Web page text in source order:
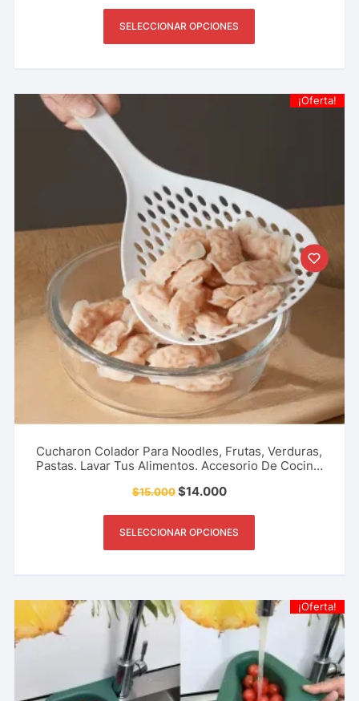
SELECCIONAR OPCIONES
¡Oferta!
Cucharon Colador Para Noodles, Frutas, Verduras,
Pastas. Lavar Tus Alimentos. Accesorio De Cocina,
$15.000$14.000
SELECCIONAR OPCIONES
¡Oferta!